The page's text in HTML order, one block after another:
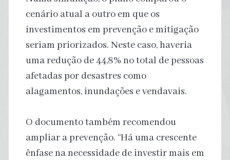
cenário atual a outro em que os
investimentos em prevenção e mitigação
seriam priorizados. Neste caso, haveria
uma redução de 44,8% no total de pessoas
afetadas por desastres como
alagamentos, inundações e vendavais.
O documento também recomendou
ampliar a prevenção. “Há uma crescente
ênfase na necessidade de investir mais em